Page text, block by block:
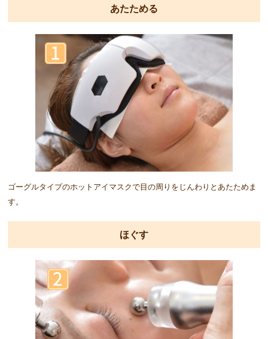
あたためる
ゴーグルタイプのホットアイマスクで目の周りをじんわりとあたためま
す。
ほぐす